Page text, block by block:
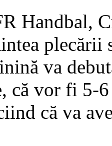
Handbal,
plecării
va
că vor fi 5-
că va